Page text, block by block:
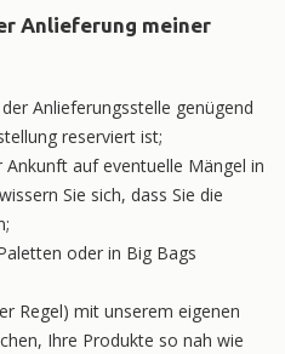
Anlieferung meiner
Anlieferungsstelle genügend
reserviert ist;
auf eventuelle Mängel in
Sie sich, dass Sie die
oder in Big Bags
Regel) mit unserem eigenen
Ihre Produkte so nah wie